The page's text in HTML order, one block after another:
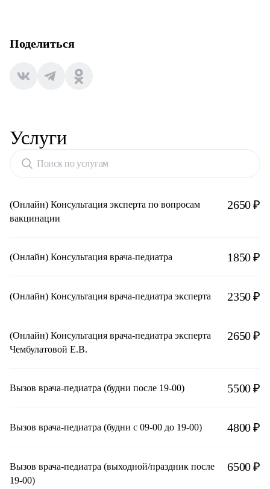
Поделиться
Услуги
Поиск по услугам
(Онлайн) Консультация эксперта по вопросам
вакцинации
2650 ₽
(Онлайн) Консультация врача-педиатра 1850 ₽
(Онлайн) Консультация врача-педиатра эксперта 2350 ₽
(Онлайн) Консультация врача-педиатра эксперта
Чембулатовой Е.В.
2650 ₽
Вызов врача-педиатра (будни после 19-00) 5500 ₽
Вызов врача-педиатра (будни с 09-00 до 19-00) 4800 ₽
Вызов врача-педиатра (выходной/праздник после
19-00)
6500 ₽